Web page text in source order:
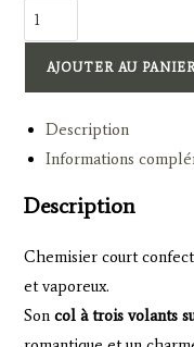
quantité
de
SORA
-
STRIPE
AJOUTER AU
Description
Informations
Description
Chemisier court
et vaporeux.
Soncol à trois volants